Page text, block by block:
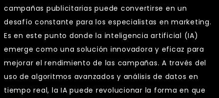
campañas publicitarias puede convertirse en un
desafío constante para los especialistas en marketing.
Es en este punto donde la inteligencia artificial (IA)
emerge como una solución innovadora y eficaz para
mejorar el rendimiento de las campañas. A través del
uso de algoritmos avanzados y análisis de datos en
tiempo real, la IA puede revolucionar la forma en que